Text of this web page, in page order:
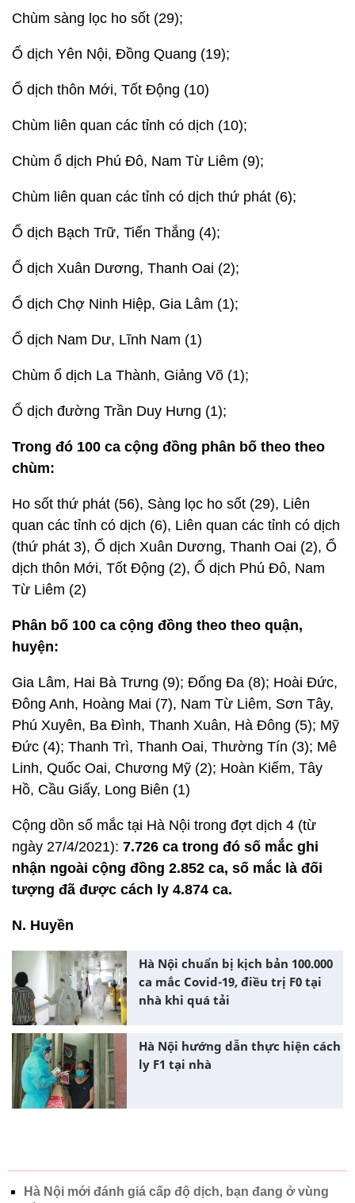
Chùm sàng lọc ho sốt (29);
Ổ dịch Yên Nội, Đồng Quang (19);
Ổ dịch thôn Mới, Tốt Động (10)
Chùm liên quan các tỉnh có dịch (10);
Chùm ổ dịch Phú Đô, Nam Từ Liêm (9);
Chùm liên quan các tỉnh có dịch thứ phát (6);
Ổ dịch Bạch Trữ, Tiến Thắng (4);
Ổ dịch Xuân Dương, Thanh Oai (2);
Ổ dịch Chợ Ninh Hiệp, Gia Lâm (1);
Ổ dịch Nam Dư, Lĩnh Nam (1)
Chùm ổ dịch La Thành, Giảng Võ (1);
Ổ dịch đường Trần Duy Hưng (1);
Trong đó 100 ca cộng đồng phân bố theo theo
chùm:
Ho sốt thứ phát (56), Sàng lọc ho sốt (29), Liên
quan các tỉnh có dịch (6), Liên quan các tỉnh có dịch
(thứ phát 3), Ổ dịch Xuân Dương, Thanh Oai (2), Ổ
dịch thôn Mới, Tốt Động (2), Ổ dịch Phú Đô, Nam
Từ Liêm (2)
Phân bố 100 ca cộng đồng theo theo quận,
huyện:
Gia Lâm, Hai Bà Trưng (9); Đống Đa (8); Hoài Đức,
Đông Anh, Hoàng Mai (7), Nam Từ Liêm, Sơn Tây,
Phú Xuyên, Ba Đình, Thanh Xuân, Hà Đông (5); Mỹ
Đức (4); Thanh Trì, Thanh Oai, Thường Tín (3); Mê
Linh, Quốc Oai, Chương Mỹ (2); Hoàn Kiếm, Tây
Hồ, Cầu Giấy, Long Biên (1)
Cộng dồn số mắc tại Hà Nội trong đợt dịch 4 (từ
ngày 27/4/2021): 7.726 ca trong đó số mắc ghi
nhận ngoài cộng đồng 2.852 ca, số mắc là đối
tượng đã được cách ly 4.874 ca.
N. Huyền
Hà Nội chuẩn bị kịch bản 100.000
ca mắc Covid-19, điều trị F0 tại
nhà khi quá tải
Hà Nội hướng dẫn thực hiện cách
ly F1 tại nhà
Hà Nội mới đánh giá cấp độ dịch, bạn đang ở vùng